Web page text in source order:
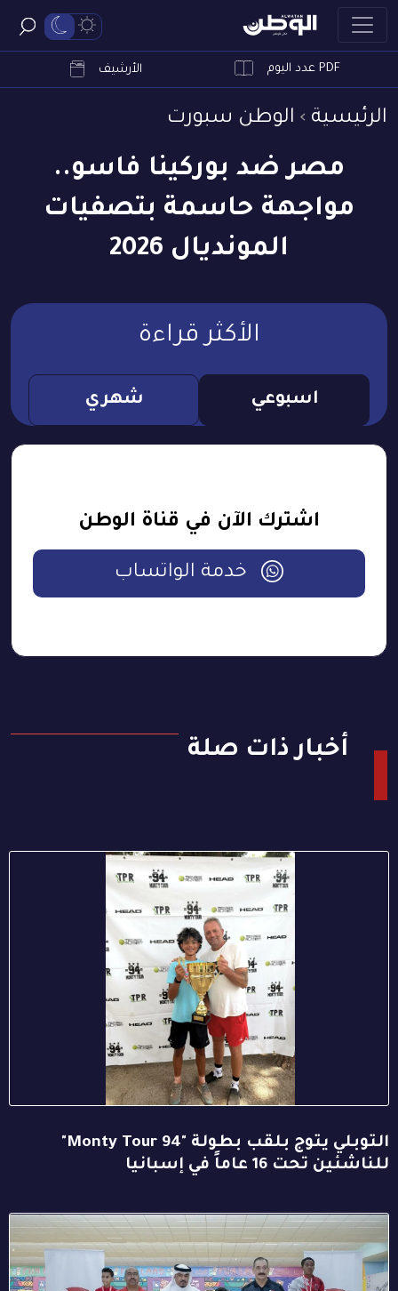
PDF عدد اليوم الأرشيف
الرئيسية الوطن سبورت
مصر ضد بوركينا فاسو..
مواجهة حاسمة بتصفيات
المونديال 2026
الأكثر قراءة
اسبوعي شهري
اشترك الآن في قناة الوطن
خدمة الواتساب
أخبار ذات صلة
التوبلي يتوج بلقب بطولة "94 Monty Tour"
للناشئين تحت 16 عاماً في إسبانيا